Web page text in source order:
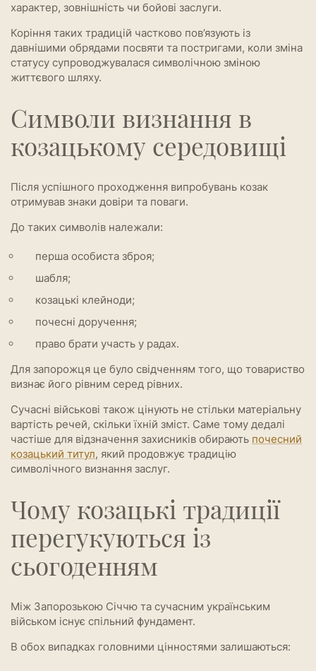
характер, зовнішність чи бойові заслуги.
Коріння таких традицій частково пов’язують із
давнішими обрядами посвяти та постригами, коли зміна
статусу супроводжувалася символічною зміною
життєвого шляху.
Символи визнання в
козацькому середовищі
Після успішного проходження випробувань козак
отримував знаки довіри та поваги.
До таких символів належали:
перша особиста зброя;
шабля;
козацькі клейноди;
почесні доручення;
право брати участь у радах.
Для запорожця це було свідченням того, що товариство
визнає його рівним серед рівних.
Сучасні військові також цінують не стільки матеріальну
вартість речей, скільки їхній зміст. Саме тому дедалі
частіше для відзначення захисників обирають почесний
козацький титул, який продовжує традицію
символічного визнання заслуг.
Чому козацькі традиції
перегукуються із
сьогоденням
Між Запорозькою Січчю та сучасним українським
військом існує спільний фундамент.
В обох випадках головними цінностями залишаються: